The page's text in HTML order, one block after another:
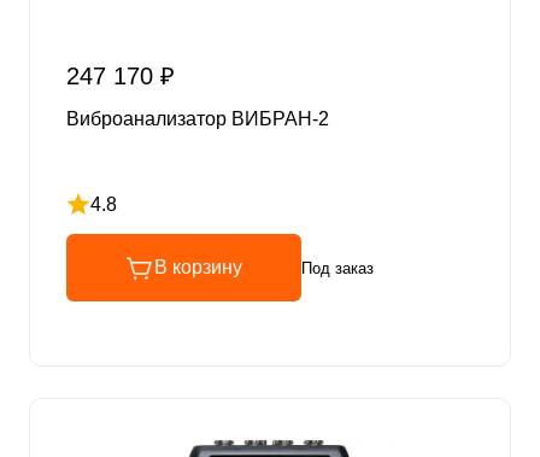
247 170 ₽
Виброанализатор ВИБРАН-2
4.8
Рейтинг 4.8 из 5
В корзину Под заказ